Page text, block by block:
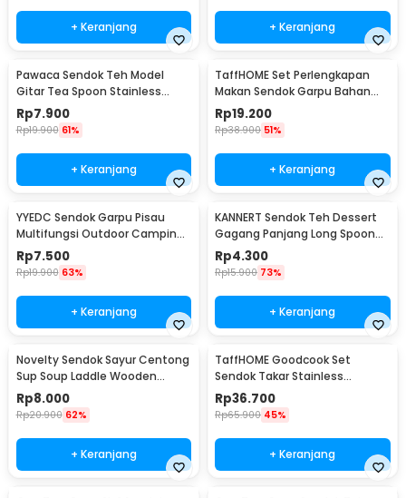
+ Keranjang + Keranjang
Pawaca Sendok Teh Model
Gitar Tea Spoon Stainless
Steel 304 12cm - RR-09
Rp7.900
Rp19.900 61%
+ Keranjang
TaffHOME Set Perlengkapan
Makan Sendok Garpu Bahan
Bambu Cutlery Set - EA02510
Rp19.200
Rp38.900 51%
+ Keranjang
YYEDC Sendok Garpu Pisau
Multifungsi Outdoor Camping
Spork EDC Tools - LX708
Rp7.500
Rp19.900 63%
+ Keranjang
KANNERT Sendok Teh Dessert
Gagang Panjang Long Spoon
Stainless Steel - RR-11
Rp4.300
Rp15.900 73%
+ Keranjang
Novelty Sendok Sayur Centong
Sup Soup Laddle Wooden
Spoon - RR-20
Rp8.000
Rp20.900 62%
+ Keranjang
TaffHOME Goodcook Set
Sendok Takar Stainless
Measuring Spoon 8 PCS - 167
Rp36.700
Rp65.900 45%
+ Keranjang